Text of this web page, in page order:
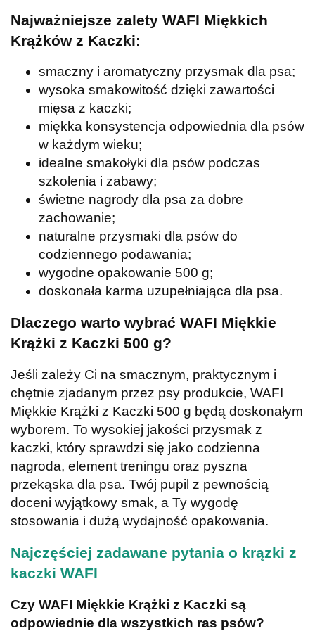
Najważniejsze zalety WAFI Miękkich
Krążków z Kaczki:
smaczny i aromatyczny przysmak dla psa;
wysoka smakowitość dzięki zawartości
mięsa z kaczki;
miękka konsystencja odpowiednia dla psów
w każdym wieku;
idealne smakołyki dla psów podczas
szkolenia i zabawy;
świetne nagrody dla psa za dobre
zachowanie;
naturalne przysmaki dla psów do
codziennego podawania;
wygodne opakowanie 500 g;
doskonała karma uzupełniająca dla psa.
Dlaczego warto wybrać WAFI Miękkie
Krążki z Kaczki 500 g?
Jeśli zależy Ci na smacznym, praktycznym i
chętnie zjadanym przez psy produkcie, WAFI
Miękkie Krążki z Kaczki 500 g będą doskonałym
wyborem. To wysokiej jakości przysmak z
kaczki, który sprawdzi się jako codzienna
nagroda, element treningu oraz pyszna
przekąska dla psa. Twój pupil z pewnością
doceni wyjątkowy smak, a Ty wygodę
stosowania i dużą wydajność opakowania.
Najczęściej zadawane pytania o krązki z
kaczki WAFI
Czy WAFI Miękkie Krążki z Kaczki są
odpowiednie dla wszystkich ras psów?